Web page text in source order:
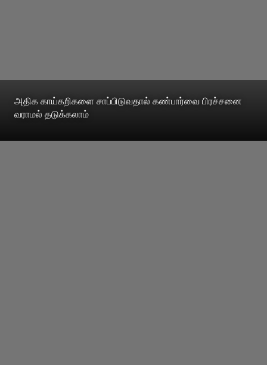
அதிக காய்கறிகளை சாப்பிடுவதால் கண்பார்வை பிரச்சனை
வராமல் தடுக்கலாம்